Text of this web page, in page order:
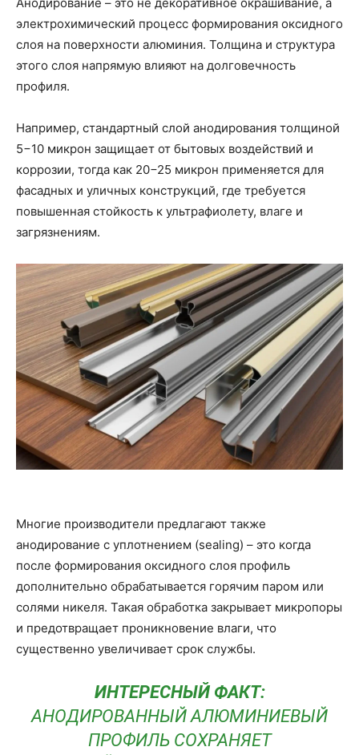
электрохимический процесс формирования оксидного
слоя на поверхности алюминия. Толщина и структура
этого слоя напрямую влияют на долговечность
профиля.
Например, стандартный слой анодирования толщиной
5−10 микрон защищает от бытовых воздействий и
коррозии, тогда как 20−25 микрон применяется для
фасадных и уличных конструкций, где требуется
повышенная стойкость к ультрафиолету, влаге и
загрязнениям.
Многие производители предлагают также
анодирование с уплотнением (sealing) – это когда
после формирования оксидного слоя профиль
дополнительно обрабатывается горячим паром или
солями никеля. Такая обработка закрывает микропоры
и предотвращает проникновение влаги, что
существенно увеличивает срок службы.
ИНТЕРЕСНЫЙ ФАКТ:
АНОДИРОВАННЫЙ АЛЮМИНИЕВЫЙ
ПРОФИЛЬ СОХРАНЯЕТ